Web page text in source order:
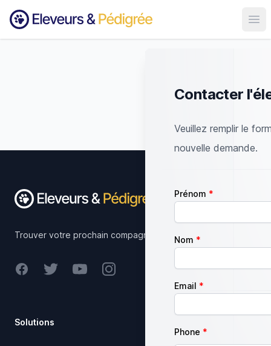
Contacter
Veuillez remplir le
nouvelle demande.
Prénom
Nom
Email
Phone
Trouver votre prochain compagnon.
FacebookTwitterYoutubeInstagram
Solutions